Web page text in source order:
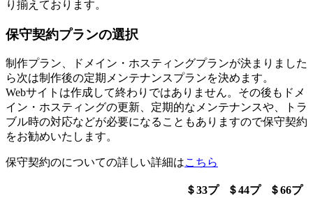
り揃えております。
保守契約プランの選択
制作プラン、ドメイン・ホスティングプランが決まりました
ら次は制作後の定期メンテナンスプランを決めます。
Webサイトは作成して終わりではありません。その後もドメ
イン・ホスティングの更新、定期的なメンテナンスや、トラ
ブル時の対応などが必要になることもありますので保守契約
をお勧めいたします。
保守契約のについての詳しい詳細はこちら
＄33プ
＄44プ
＄66プ